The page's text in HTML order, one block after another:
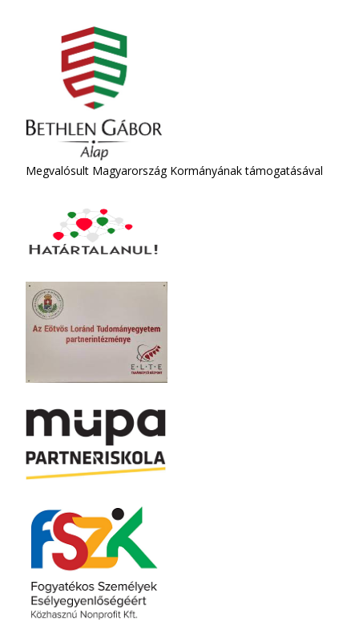
Megvalósult Magyarország Kormányának támogatásával